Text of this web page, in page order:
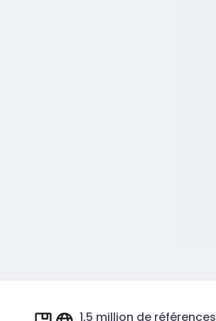
1,5 million de références